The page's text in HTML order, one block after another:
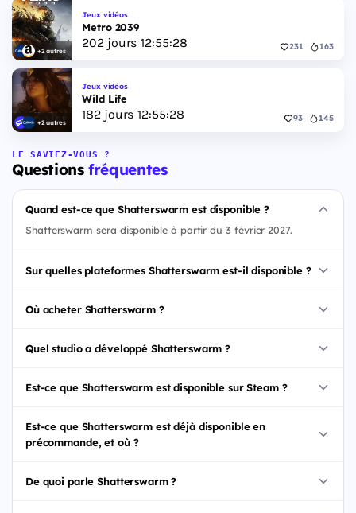
+2 autres
Jeux vidéos
Metro 2039
202jours 12:55:27 231 163
+2 autres
Jeux vidéos
Wild Life
182jours 12:55:27 93 145
LE SAVIEZ-VOUS ?
Questionsfréquentes
Quand est-ce que Shatterswarm est disponible ?
Shatterswarm sera disponible à partir du 3 février 2027.
Sur quelles plateformes Shatterswarm est-il disponible ?
Où acheter Shatterswarm ?
Quel studio a développé Shatterswarm ?
Est-ce que Shatterswarm est disponible sur Steam ?
Est-ce que Shatterswarm est déjà disponible en
précommande, et où ?
De quoi parle Shatterswarm ?